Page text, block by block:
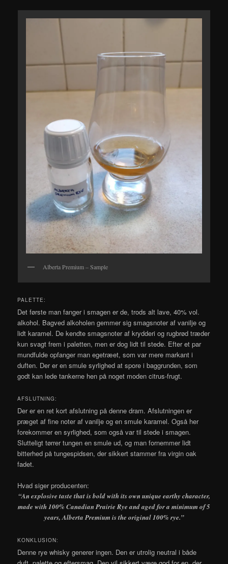
Alberta Premium – Sample
PALETTE:
Det første man fanger i smagen er de, trods alt lave, 40% vol.
alkohol. Bagved alkoholen gemmer sig smagsnoter af vanilje og
lidt karamel. De kendte smagsnoter af krydderi og rugbrød træder
kun svagt frem i paletten, men er dog lidt til stede. Efter et par
mundfulde opfanger man egetræet, som var mere markant i
duften. Der er en smule syrlighed at spore i baggrunden, som
godt kan lede tankerne hen på noget moden citrus-frugt.
AFSLUTNING:
Der er en ret kort afslutning på denne dram. Afslutningen er
præget af fine noter af vanilje og en smule karamel. Også her
forekommer en syrlighed, som også var til stede i smagen.
Slutteligt tørrer tungen en smule ud, og man fornemmer lidt
bitterhed på tungespidsen, der sikkert stammer fra virgin oak
fadet.
Hvad siger producenten:
“An explosive taste that is bold with its own unique earthy character,
made with 100% Canadian Prairie Rye and aged for a minimum of 5
years, Alberta Premium is the original 100% rye.”
KONKLUSION:
Denne rye whisky generer ingen. Den er utrolig neutral i både